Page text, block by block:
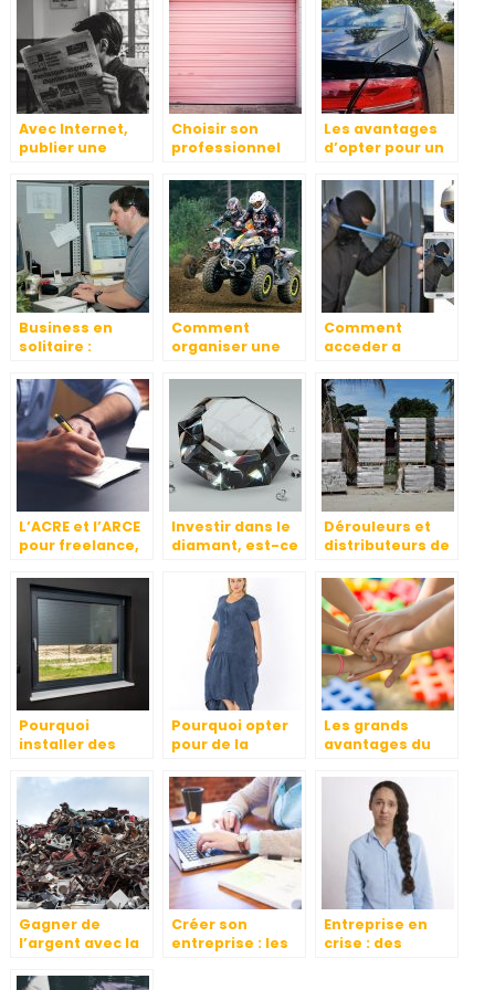
réellement ?
Avec Internet,
publier une
c’est facile
Choisir son
professionnel
l’installation de
portes
Les avantages
d’opter pour un
pour vous et
votre entreprise
Business en
solitaire :
inconvénients
Comment
organiser une
en Auvergne
Comment
acceder a
images de votre
camera de
surveillance ?
L’ACRE et l’ARCE
pour freelance,
entrepreneurs
et les
travailleurs
independants,
les points
importants a
savoir
Investir dans le
diamant, est-ce
Dérouleurs et
distributeurs de
Pourquoi
installer des
solaires ?
Pourquoi opter
pour de la
Les grands
avantages du
pour son
entreprise
Gagner de
l’argent avec la
Créer son
entreprise : les
Entreprise en
crise : des